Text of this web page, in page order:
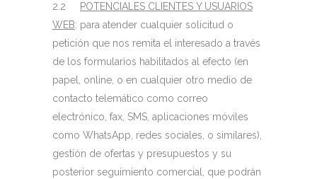
2.2
POTENCIALES CLIENTES Y USUARIOS
WEB: para atender cualquier solicitud o
petición que nos remita el interesado a través
de los formularios habilitados al efecto (en
papel, online, o en cualquier otro medio de
contacto telemático como correo
electrónico, fax, SMS, aplicaciones móviles
como WhatsApp, redes sociales, o similares),
gestión de ofertas y presupuestos y su
posterior seguimiento comercial, que podrán